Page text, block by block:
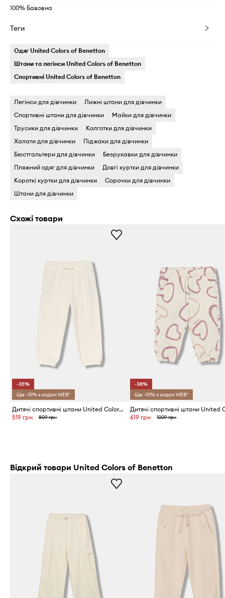
100% Бавовна
Теги
Одяг United Colors of Benetton
Штани та легінси United Colors of Benetton
Спортивні United Colors of Benetton
Легінси для дівчинки
Лижні штани для дівчинки
Спортивні штани для дівчинки
Майки для дівчинки
Трусики для дівчинки
Колготки для дівчинки
Халати для дівчинки
Піджаки для дівчинки
Бюстгальтери для дівчинки
Безрукавки для дівчинки
Пляжний одяг для дівчинки
Довгі куртки для дівчинки
Короткі куртки для дівчинки
Сорочки для дівчинки
Штани для дівчинки
Схожі товари
-35%
Ще -10% з кодом WEB*
Дитячі спортивні штани United Colors of Benetton
519 грн
809 грн
-38%
Ще -10% з кодом WEB*
619 грн 1009 грн
Відкрий товари United Colors of Benetton